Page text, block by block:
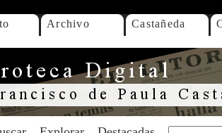
Archivo Castañeda